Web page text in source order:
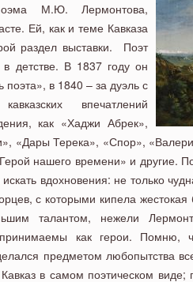
М.Ю. Лермонтова,
Ей, как и теме Кавказа
раздел выставки. Поэт
детстве. В 1837 году он
в 1840 – за дуэль с
впечатлений
как «Хаджи Абрек»,
«Дары Терека», «Спор»,
нашего времени» и другие.
вдохновения: не только
с которыми кипела
талантом, нежели
как герои. Помню,
предметом любопытства
в самом поэтическом